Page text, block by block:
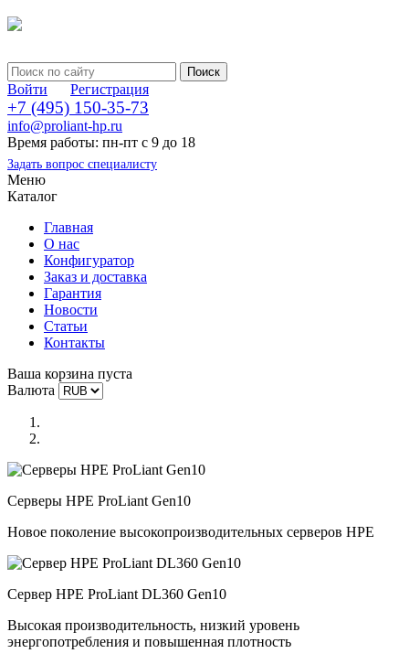
Войти Регистрация
+7 (495) 150-35-73
info@proliant-hp.ru
Время работы: пн-пт с 9 до 18
Задать вопрос специалисту
Меню
Каталог
Главная
О нас
Конфигуратор
Заказ и доставка
Гарантия
Новости
Статьи
Контакты
Ваша корзина пуста
Валюта
Серверы HPE ProLiant Gen10
Новое поколение высокопроизводительных серверов HPE
Сервер HPE ProLiant DL360 Gen10
Высокая производительность, низкий уровень
энергопотребления и повышенная плотность